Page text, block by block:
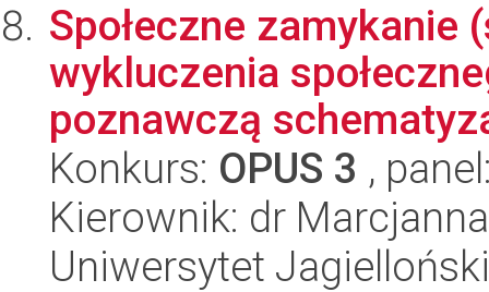
Społeczne zamykanie
wykluczenia
poznawczą
Konkurs: OPUS 3 ,
Kierownik: dr
Uniwersytet